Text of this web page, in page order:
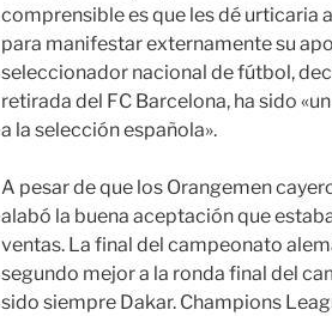
comprensible es que les dé urticaria
para manifestar externamente su
seleccionador nacional de fútbol,
retirada del FC Barcelona, ha sido
a la selección española».
A pesar de que los Orangemen
alabó la buena aceptación que
ventas. La final del campeonato
segundo mejor a la ronda final del
sido siempre Dakar. Champions